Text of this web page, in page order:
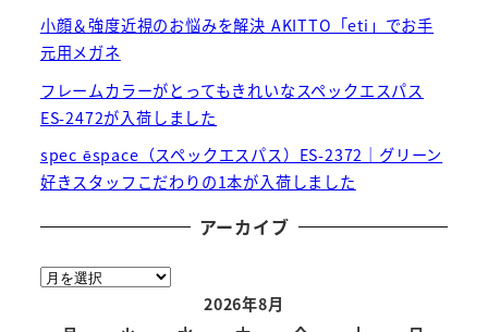
小顔＆強度近視のお悩みを解決 AKITTO「eti」でお手
元用メガネ
フレームカラーがとってもきれいなスペックエスパス
ES-2472が入荷しました
spec ēspace（スペックエスパス）ES-2372｜グリーン
好きスタッフこだわりの1本が入荷しました
アーカイブ
ア
2026年8月